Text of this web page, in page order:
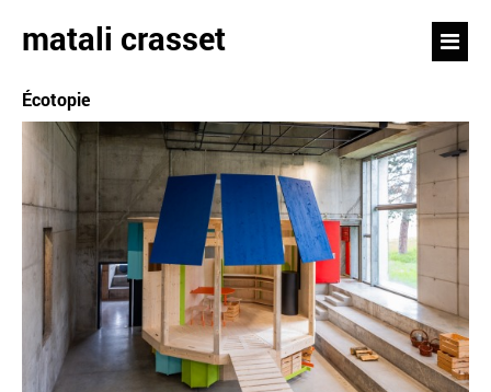
matali crasset
Écotopie